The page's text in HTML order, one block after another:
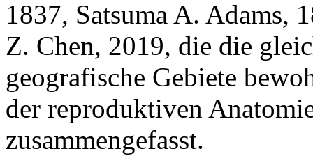
1837, Satsuma A.
Z. Chen, 2019, die die
geografische Gebiete
der reproduktiven
zusammengefasst.